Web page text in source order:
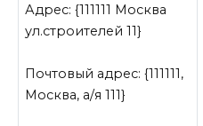
Адрес: {111111 Москва
ул.строителей 11}
Почтовый адрес: {111111,
Москва, а/я 111}